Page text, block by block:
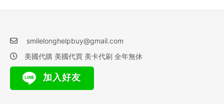
smilelonghelpbuy@gmail.com
美國代購 美國代買 美卡代刷 全年無休
加入好友